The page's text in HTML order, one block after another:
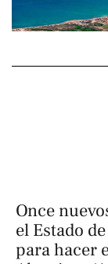
Once
el Estado
para hacer